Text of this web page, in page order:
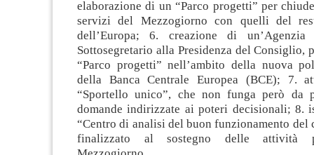
elaborazione di un “Parco progetti” per
servizi del Mezzogiorno con quelli del
dell’Europa; 6. creazione di
Sottosegretario alla Presidenza del Consiglio,
“Parco progetti” nell’ambito della nuova
della Banca Centrale Europea (BCE); 7.
“Sportello unico”, che non funga però da
domande indirizzate ai poteri decisionali; 8.
“Centro di analisi del buon funzionamento del
finalizzato al sostegno delle attività